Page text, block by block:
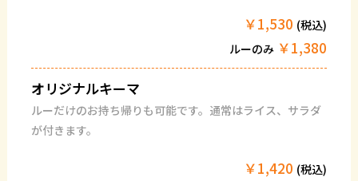
￥1,530 (税込)
ルーのみ ￥1,380
オリジナルキーマ
ルーだけのお持ち帰りも可能です。通常はライス、サラダ
が付きます。
￥1,420 (税込)